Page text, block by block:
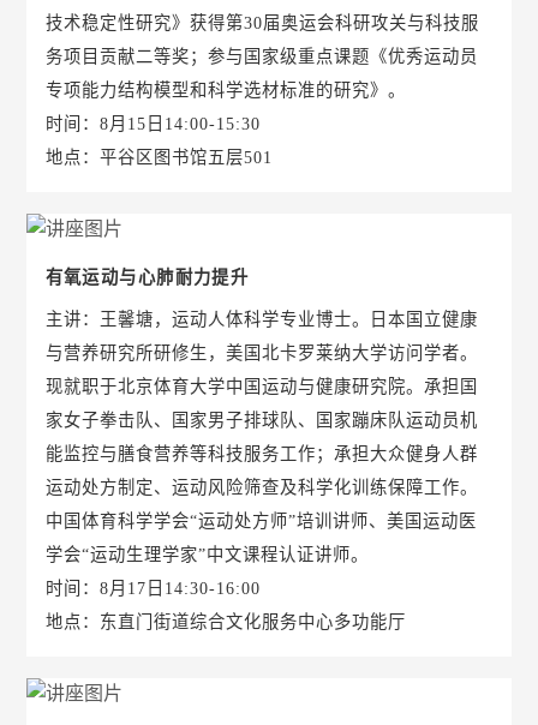
技术稳定性研究》获得第30届奥运会科研攻关与科技服
务项目贡献二等奖；参与国家级重点课题《优秀运动员
专项能力结构模型和科学选材标准的研究》。
时间：8月15日14:00-15:30
地点：平谷区图书馆五层501
有氧运动与心肺耐力提升
主讲：王馨塘，运动人体科学专业博士。日本国立健康
与营养研究所研修生，美国北卡罗莱纳大学访问学者。
现就职于北京体育大学中国运动与健康研究院。承担国
家女子拳击队、国家男子排球队、国家蹦床队运动员机
能监控与膳食营养等科技服务工作；承担大众健身人群
运动处方制定、运动风险筛查及科学化训练保障工作。
中国体育科学学会“运动处方师”培训讲师、美国运动医
学会“运动生理学家”中文课程认证讲师。
时间：8月17日14:30-16:00
地点：东直门街道综合文化服务中心多功能厅